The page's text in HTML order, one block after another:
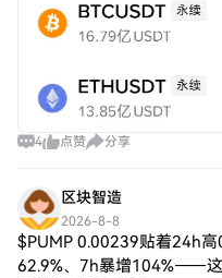
4 点赞 分享
区块智造
2026-8-8
$PUMP 0.00239贴着24h
62.9%、7h暴增104%——这